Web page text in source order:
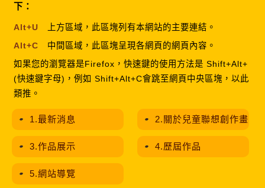
下：
Alt+U
上方區域，此區塊列有本網站的主要連結。
Alt+C
中間區域，此區塊呈現各網頁的網頁內容。
如果您的瀏覽器是Firefox，快速鍵的使用方法是 Shift+Alt+
(快速鍵字母)，例如 Shift+Alt+C會跳至網頁中央區塊，以此
類推。
1.最新消息 2.關於兒童聯想創作畫
3.作品展示 4.歷屆作品
5.網站導覽